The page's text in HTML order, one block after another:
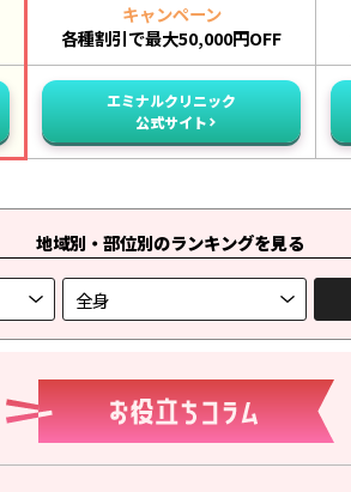
キャンペーン
各種割引で最大50,000円OFF
エミナルクリニック
公式サイト
地域別・部位別のランキングを見る